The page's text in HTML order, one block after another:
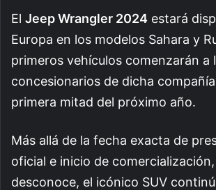
El Jeep Wrangler 2024 estará
Europa en los modelos Sahara y
primeros vehículos comenzarán a
concesionarios de dicha
primera mitad del próximo año.
Más allá de la fecha exacta de
oficial e inicio de
desconoce, el icónico SUV